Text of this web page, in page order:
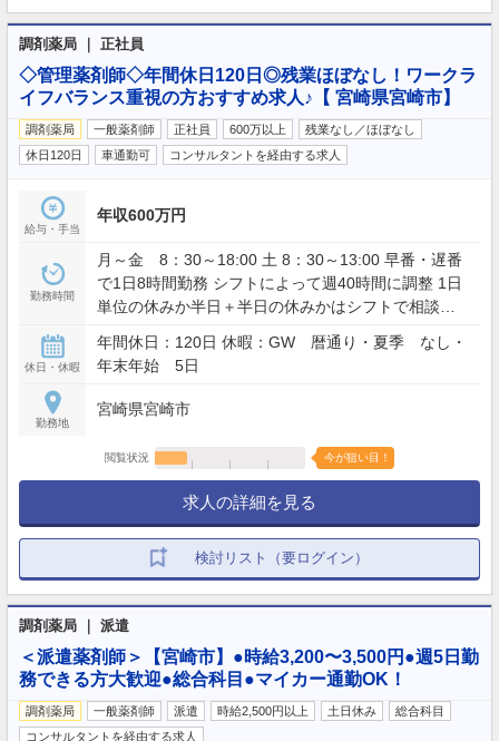
調剤薬局 ｜ 正社員
◇管理薬剤師◇年間休日120日◎残業ほぼなし！ワークラ
イフバランス重視の方おすすめ求人♪【 宮崎県宮崎市】
調剤薬局 一般薬剤師 正社員 600万以上
残業なし／ほぼなし
休日120日
車通勤可 コンサルタントを経由する求人
給与・手当
年収600万円
勤務時間
月～金 8：30～18:00 土 8：30～13:00 早番・遅番
で1日8時間勤務 シフトによって週40時間に調整 1日
単位の休みか半日＋半日の休みかはシフトで相談可
休日・休暇
年間休日：120日 休暇：GW 暦通り・夏季 なし・
年末年始 5日
勤務地
宮崎県宮崎市
閲覧状況 今が狙い目！
求人の詳細を見る
検討リスト（要ログイン）
調剤薬局 ｜ 派遣
＜派遣薬剤師＞【宮崎市】●時給3,200〜3,500円●週5日勤
務できる方大歓迎●総合科目●マイカー通勤OK！
調剤薬局 一般薬剤師 派遣 時給2,500円以上 土日休み
総合科目
コンサルタントを経由する求人